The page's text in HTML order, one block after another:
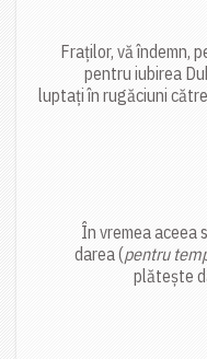
Fraților, vă îndemn,
pentru iubirea
luptați în rugăciuni
În vremea aceea
darea (pentru
plătește